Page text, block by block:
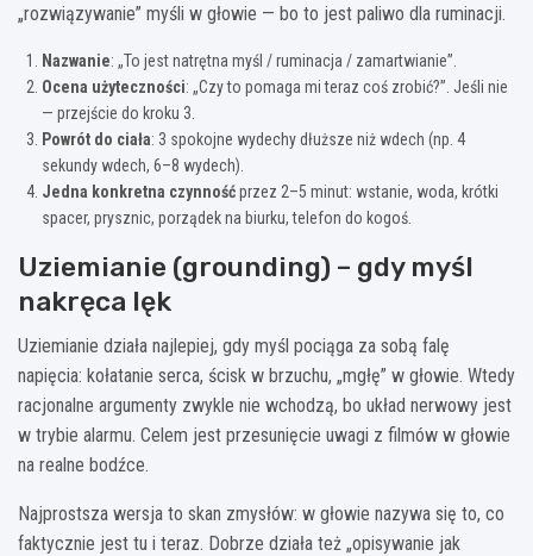
„rozwiązywanie” myśli w głowie — bo to jest paliwo dla ruminacji.
Nazwanie: „To jest natrętna myśl / ruminacja / zamartwianie”.
Ocena użyteczności: „Czy to pomaga mi teraz coś zrobić?”. Jeśli nie
— przejście do kroku 3.
Powrót do ciała: 3 spokojne wydechy dłuższe niż wdech (np. 4
sekundy wdech, 6–8 wydech).
Jedna konkretna czynnośćprzez 2–5 minut: wstanie, woda, krótki
spacer, prysznic, porządek na biurku, telefon do kogoś.
Uziemianie (grounding) – gdy myśl
nakręca lęk
Uziemianie działa najlepiej, gdy myśl pociąga za sobą falę
napięcia: kołatanie serca, ścisk w brzuchu, „mgłę” w głowie. Wtedy
racjonalne argumenty zwykle nie wchodzą, bo układ nerwowy jest
w trybie alarmu. Celem jest przesunięcie uwagi z filmów w głowie
na realne bodźce.
Najprostsza wersja to skan zmysłów: w głowie nazywa się to, co
faktycznie jest tu i teraz. Dobrze działa też „opisywanie jak